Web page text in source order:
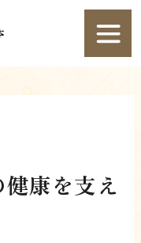
康を支え